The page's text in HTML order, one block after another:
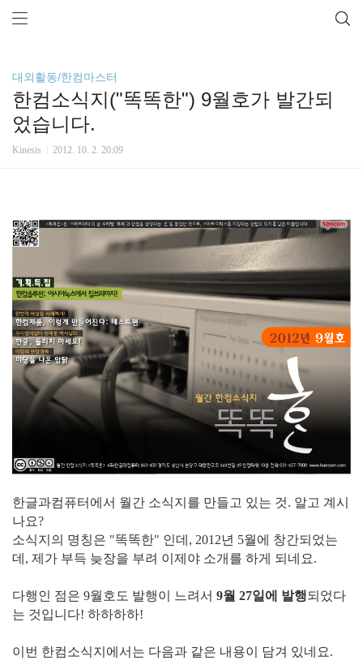
대외활동/한컴마스터
한컴소식지("똑똑한") 9월호가 발간되
었습니다.
Kinesis 2012. 10. 2. 20:09
한글과컴퓨터에서 월간 소식지를 만들고 있는 것. 알고 계시
나요?
소식지의 명칭은 "똑똑한" 인데, 2012년 5월에 창간되었는
데, 제가 부득 늦장을 부려 이제야 소개를 하게 되네요.
다행인 점은 9월호도 발행이 느려서 9월 27일에 발행되었다
는 것입니다! 하하하하!
이번 한컴소식지에서는 다음과 같은 내용이 담겨 있네요.